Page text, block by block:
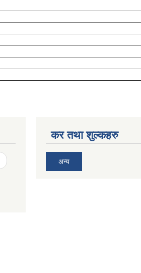
कर तथा शुल्कहरु
अन्य